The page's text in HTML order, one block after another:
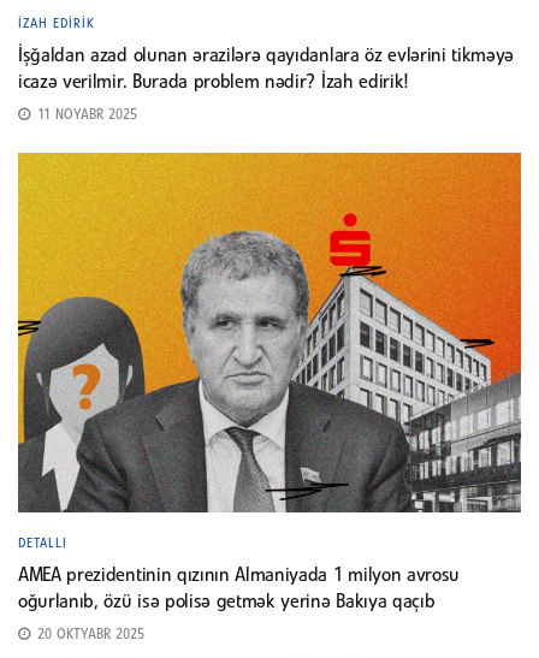
İZAH EDIRIK
İşğaldan azad olunan ərazilərə qayıdanlara öz evlərini tikməyə
icazə verilmir. Burada problem nədir? İzah edirik!
11 NOYABR 2025
DETALLI
AMEA prezidentinin qızının Almaniyada 1 milyon avrosu
oğurlanıb, özü isə polisə getmək yerinə Bakıya qaçıb
20 OKTYABR 2025